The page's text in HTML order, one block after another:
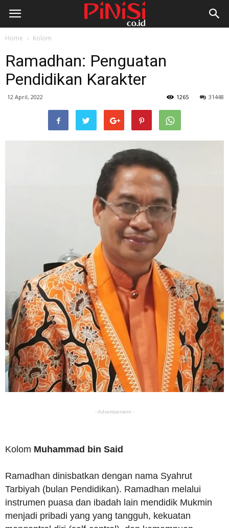
Home Kolom
Ramadhan: Penguatan
Pendidikan Karakter
12 April, 2022 31448
1265
- Advertisement -
Kolom Muhammad bin Said
Ramadhan dinisbatkan dengan nama Syahrut
Tarbiyah (bulan Pendidikan). Ramadhan melalui
instrumen puasa dan ibadah lain mendidik Mukmin
menjadi pribadi yang yang tangguh, kekuatan